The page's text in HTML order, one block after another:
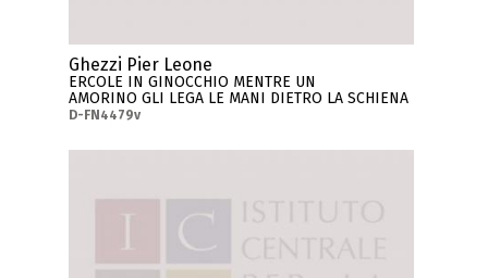
Ghezzi Pier Leone
ERCOLE IN GINOCCHIO MENTRE UN
AMORINO GLI LEGA LE MANI DIETRO LA SCHIENA
D-FN4479v